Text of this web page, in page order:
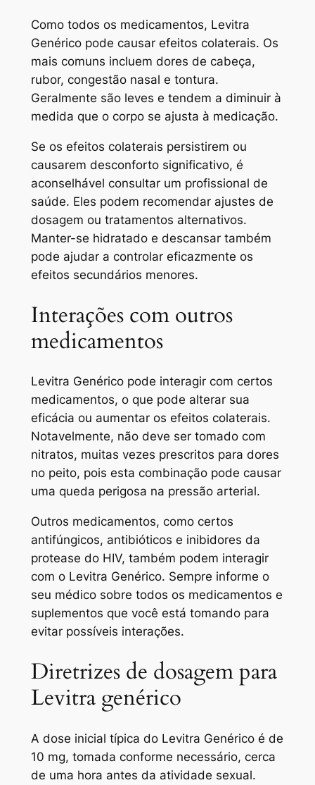
Como todos os medicamentos, Levitra
Genérico pode causar efeitos colaterais. Os
mais comuns incluem dores de cabeça,
rubor, congestão nasal e tontura.
Geralmente são leves e tendem a diminuir à
medida que o corpo se ajusta à medicação.
Se os efeitos colaterais persistirem ou
causarem desconforto significativo, é
aconselhável consultar um profissional de
saúde. Eles podem recomendar ajustes de
dosagem ou tratamentos alternativos.
Manter-se hidratado e descansar também
pode ajudar a controlar eficazmente os
efeitos secundários menores.
Interações com outros
medicamentos
Levitra Genérico pode interagir com certos
medicamentos, o que pode alterar sua
eficácia ou aumentar os efeitos colaterais.
Notavelmente, não deve ser tomado com
nitratos, muitas vezes prescritos para dores
no peito, pois esta combinação pode causar
uma queda perigosa na pressão arterial.
Outros medicamentos, como certos
antifúngicos, antibióticos e inibidores da
protease do HIV, também podem interagir
com o Levitra Genérico. Sempre informe o
seu médico sobre todos os medicamentos e
suplementos que você está tomando para
evitar possíveis interações.
Diretrizes de dosagem para
Levitra genérico
A dose inicial típica do Levitra Genérico é de
10 mg, tomada conforme necessário, cerca
de uma hora antes da atividade sexual.